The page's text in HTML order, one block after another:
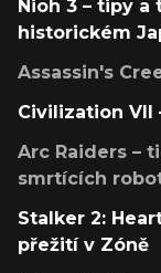
Nioh 3 – tipy
historickém
Assassin's
Civilization VII
Arc Raiders –
smrtících
Stalker 2:
přežití v Zóně